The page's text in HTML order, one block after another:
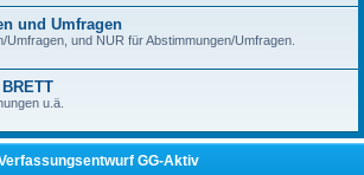
und Umfragen
Umfragen, und NUR für Abstimmungen/Umfragen.
u.ä.
GG-Aktiv